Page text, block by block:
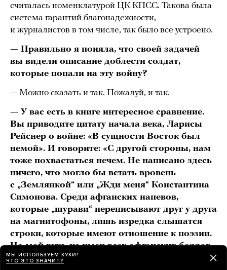
считалась номенклатурой ЦК КПСС. Такова была
система гарантий благонадежности,
и журналистов в том числе, так было все устроено.
— Правильно я поняла, что своей задачей
вы видели описание доблести солдат,
которые попали на эту войну?
— Можно сказать и так. Пожалуй, и так.
— У вас есть в книге интересное сравнение.
Вы приводите цитату начала века, Ларисы
Рейснер о войне: «В сущности Восток был
немой». И говорите: «С другой стороны, нам
тоже похвастаться нечем. Не написано здесь
ничего, что могло бы встать вровень
с „Землянкой“ или „Жди меня“ Константина
Симонова. Среди афганских напевов,
которые „шурави“ переписывают друг у друга
на магнитофоны, лишь изредка слышатся
строки, которые имеют отношение к поэзии.
На мой вкус, из имен всех афганских бардов
останутся только три: Юрий Кирсанов, Игорь
МЫ ИСПОЛЬЗУЕМ КУКИ!
ЧТО ЭТО ЗНАЧИТ?